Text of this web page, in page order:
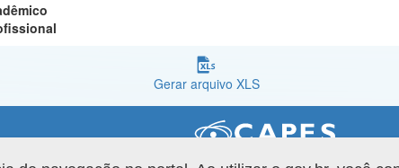
Gerar arquivo XLS